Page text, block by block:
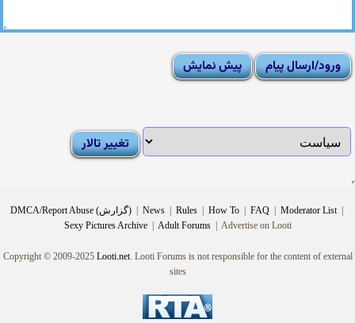
DMCA/Report Abuse (گزارش) | News | Rules | How To | FAQ | Moderator List |
Sexy Pictures Archive | Adult Forums |Advertise on Looti
Copyright © 2009-2025 Looti.net. Looti Forums is not responsible for the content of external
sites